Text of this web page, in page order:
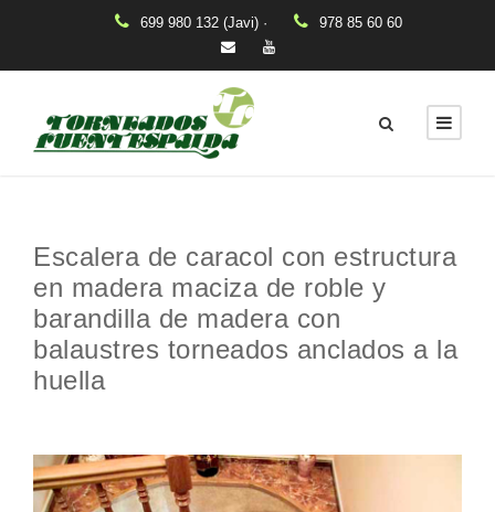
699 980 132 (Javi) · 978 85 60 60
Escalera de caracol con estructura
en madera maciza de roble y
barandilla de madera con
balaustres torneados anclados a la
huella